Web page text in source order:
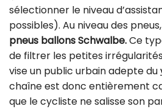
sélectionner le niveau
possibles). Au niveau des
pneus ballons Schwalbe.Ce
de filtrer les petites
vise un public urbain adepte du
chaîne est donc entièrement
que le cycliste ne salisse son